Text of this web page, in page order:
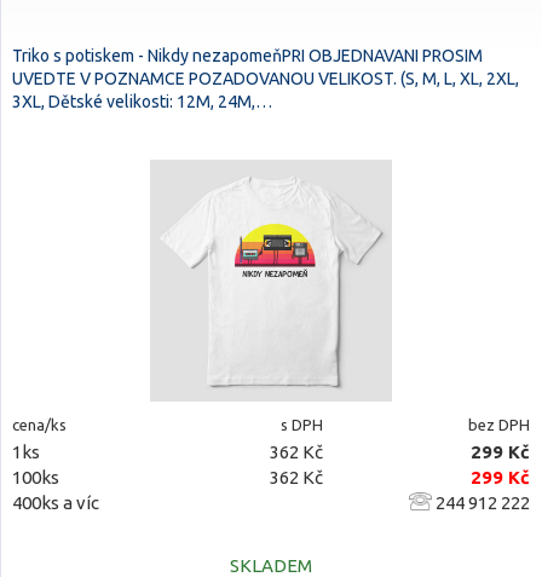
Triko s potiskem - Nikdy nezapomeňPRI OBJEDNAVANI PROSIM
UVEDTE V POZNAMCE POZADOVANOU VELIKOST. (S, M, L, XL, 2XL,
3XL, Dětské velikosti: 12M, 24M,…
cena/ks s DPH bez DPH
1ks 362 Kč
299 Kč
100ks
362 Kč
299 Kč
400ks a víc
244 912 222
SKLADEM